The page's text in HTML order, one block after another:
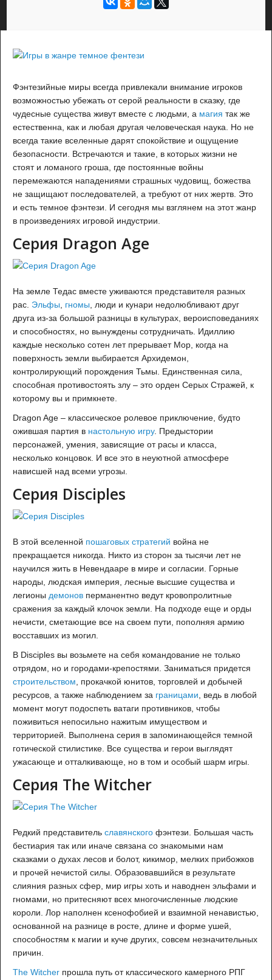
Фэнтезийные миры всегда привлекали внимание игроков
возможностью убежать от серой реальности в сказку, где
чудесные существа живут вместе с людьми, а магия так же
естественна, как и любая другая человеческая наука. Но не
всегда такие вселенные дарят спокойствие и ощущение
безопасности. Встречаются и такие, в которых жизни не
стоят и ломаного гроша, где постоянные войны
перемежаются нападениями страшных чудовищ, божества
не защищают последователей, а требуют от них жертв. Это
и есть темное фэнтези. И сегодня мы взглянем на этот жанр
в произведениях игровой индустрии.
Серия Dragon Age
На земле Тедас вместе уживаются представителя разных
рас. Эльфы гномы , люди и кунари недолюбливают друг
друга из-за большой разницы в культурах, вероисповеданиях
и способностях, но вынуждены сотрудничать. Идиллию
каждые несколько сотен лет прерывает Мор, когда на
поверхность земли выбирается Архидемон,
контролирующий порождения Тьмы. Единственная сила,
способная противостоять злу – это орден Серых Стражей, к
которому вы и примкнете.
Dragon Age – классическое ролевое приключение, будто
ожившая партия в настольную игру. Предыстории
персонажей, умения, зависящие от расы и класса,
несколько концовок. И все это в неуютной атмосфере
нависшей над всеми угрозы.
Серия Disciples
В этой вселенной пошаговых стратегий война не
прекращается никогда. Никто из сторон за тысячи лет не
научился жить в Невендааре в мире и согласии. Горные
народы, людская империя, лесные высшие существа и
легионы демонов перманентно ведут кровопролитные
сражения за каждый клочок земли. На подходе еще и орды
нечисти, сметающие все на своем пути, пополняя армию
восставших из могил.
В Disciples вы возьмете на себя командование не только
отрядом, но и городами-крепостями. Заниматься придется
строительством , прокачкой юнитов, торговлей и добычей
ресурсов, а также наблюдением за границами , ведь в любой
момент могут подоспеть ватаги противников, чтобы
поживиться непосильно нажитым имуществом и
территорией. Выполнена серия в запоминающейся темной
готической стилистике. Все существа и герои выглядят
ужасающе и отталкивающе, но в том и особый шарм игры.
Серия The Witcher
Редкий представительславянского фэнтези. Большая часть
бестиария так или иначе связана со знакомыми нам
сказками о духах лесов и болот, кикимор, мелких прибожков
и прочей нечистой силы. Образовавшийся в результате
слияния разных сфер, мир игры хоть и наводнен эльфами и
гномами, но притесняют всех многочисленные людские
короли. Лор наполнен ксенофобией и взаимной ненавистью,
основанной на разнице в росте, длине и форме ушей,
способностям к магии и куче других, совсем незначительных
причин.
The Witcher прошла путь от классического камерного РПГ